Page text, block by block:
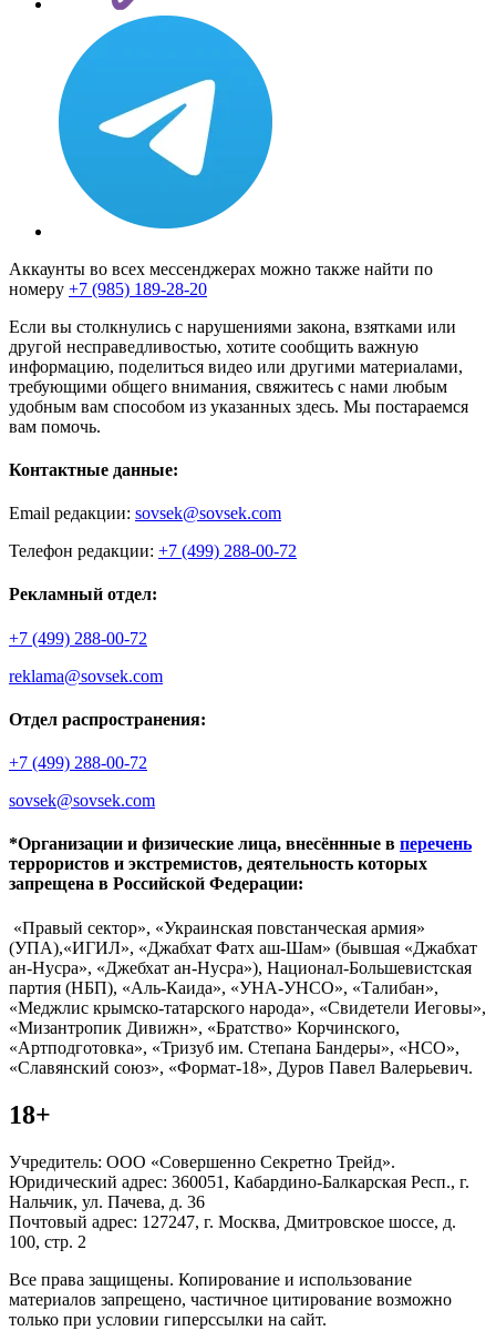
Аккаунты во всех мессенджерах можно также найти по
номеру +7 (985) 189-28-20
Если вы столкнулись с нарушениями закона, взятками или
другой несправедливостью, хотите сообщить важную
информацию, поделиться видео или другими материалами,
требующими общего внимания, свяжитесь с нами любым
удобным вам способом из указанных здесь. Мы постараемся
вам помочь.
Контактные данные:
Email редакции: sovsek@sovsek.com
Телефон редакции: +7 (499) 288-00-72
Рекламный отдел:
+7 (499) 288-00-72
reklama@sovsek.com
Отдел распространения:
+7 (499) 288-00-72
sovsek@sovsek.com
*Организации и физические лица, внесённные в перечень
террористов и экстремистов, деятельность которых
запрещена в Российской Федерации:
«Правый сектор», «Украинская повстанческая армия»
(УПА),«ИГИЛ», «Джабхат Фатх аш-Шам» (бывшая «Джабхат
ан-Нусра», «Джебхат ан-Нусра»), Национал-Большевистская
партия (НБП), «Аль-Каида», «УНА-УНСО», «Талибан»,
«Меджлис крымско-татарского народа», «Свидетели Иеговы»,
«Мизантропик Дивижн», «Братство» Корчинского,
«Артподготовка», «Тризуб им. Степана Бандеры», «НСО»,
«Славянский союз», «Формат-18», Дуров Павел Валерьевич.
18+
Учредитель: ООО «Совершенно Секретно Трейд».
Юридический адрес: 360051, Кабардино-Балкарская Респ., г.
Нальчик, ул. Пачева, д. 36
Почтовый адрес: 127247, г. Москва, Дмитровское шоссе, д.
100, стр. 2
Все права защищены. Копирование и использование
материалов запрещено, частичное цитирование возможно
только при условии гиперссылки на сайт.